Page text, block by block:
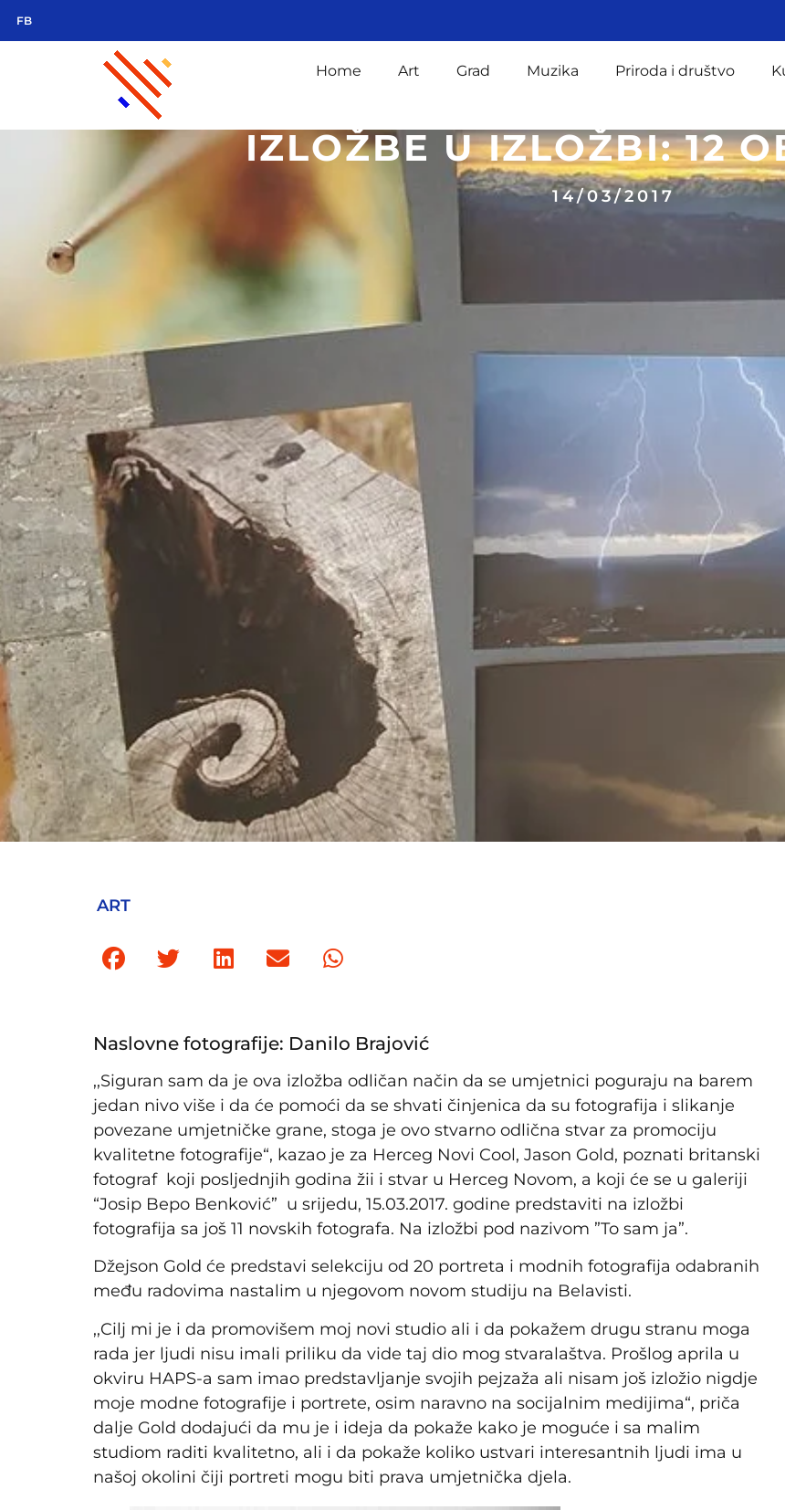
FB
Home Art Grad Muzika Priroda i društvo
IZLOŽBE U IZLOŽBI: 12
14/03/2017
ART
Naslovne fotografije: Danilo Brajović
,,Siguran sam da je ova izložba odličan način da se umjetnici poguraju na barem
jedan nivo više i da će pomoći da se shvati činjenica da su fotografija i slikanje
povezane umjetničke grane, stoga je ovo stvarno odlična stvar za promociju
kvalitetne fotografije“, kazao je za Herceg Novi Cool, Jason Gold, poznati britanski
fotograf koji posljednjih godina žii i stvar u Herceg Novom, a koji će se u galeriji
“Josip Bepo Benković” u srijedu, 15.03.2017. godine predstaviti na izložbi
fotografija sa još 11 novskih fotografa. Na izložbi pod nazivom ”To sam ja”.
Džejson Gold će predstavi selekciju od 20 portreta i modnih fotografija odabranih
među radovima nastalim u njegovom novom studiju na Belavisti.
,,Cilj mi je i da promovišem moj novi studio ali i da pokažem drugu stranu moga
rada jer ljudi nisu imali priliku da vide taj dio mog stvaralaštva. Prošlog aprila u
okviru HAPS-a sam imao predstavljanje svojih pejzaža ali nisam još izložio nigdje
moje modne fotografije i portrete, osim naravno na socijalnim medijima“, priča
dalje Gold dodajući da mu je i ideja da pokaže kako je moguće i sa malim
studiom raditi kvalitetno, ali i da pokaže koliko ustvari interesantnih ljudi ima u
našoj okolini čiji portreti mogu biti prava umjetnička djela.